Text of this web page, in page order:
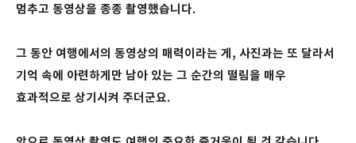
멈추고 동영상을 종종 촬영했습니다.
그 동안 여행에서의 동영상의 매력이라는 게, 사진과는 또 달라서
기억 속에 아련하게만 남아 있는 그 순간의 떨림을 매우
효과적으로 상기시켜 주더군요.